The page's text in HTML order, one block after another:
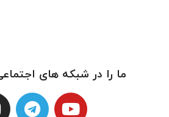
ما را در شبکه های